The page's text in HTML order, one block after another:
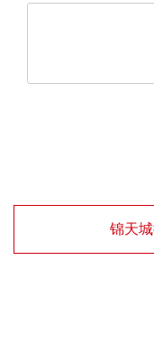
锦天